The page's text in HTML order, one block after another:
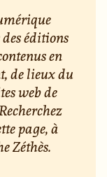
éditions
en
de lieux du
web de
page, à
Zéthès.